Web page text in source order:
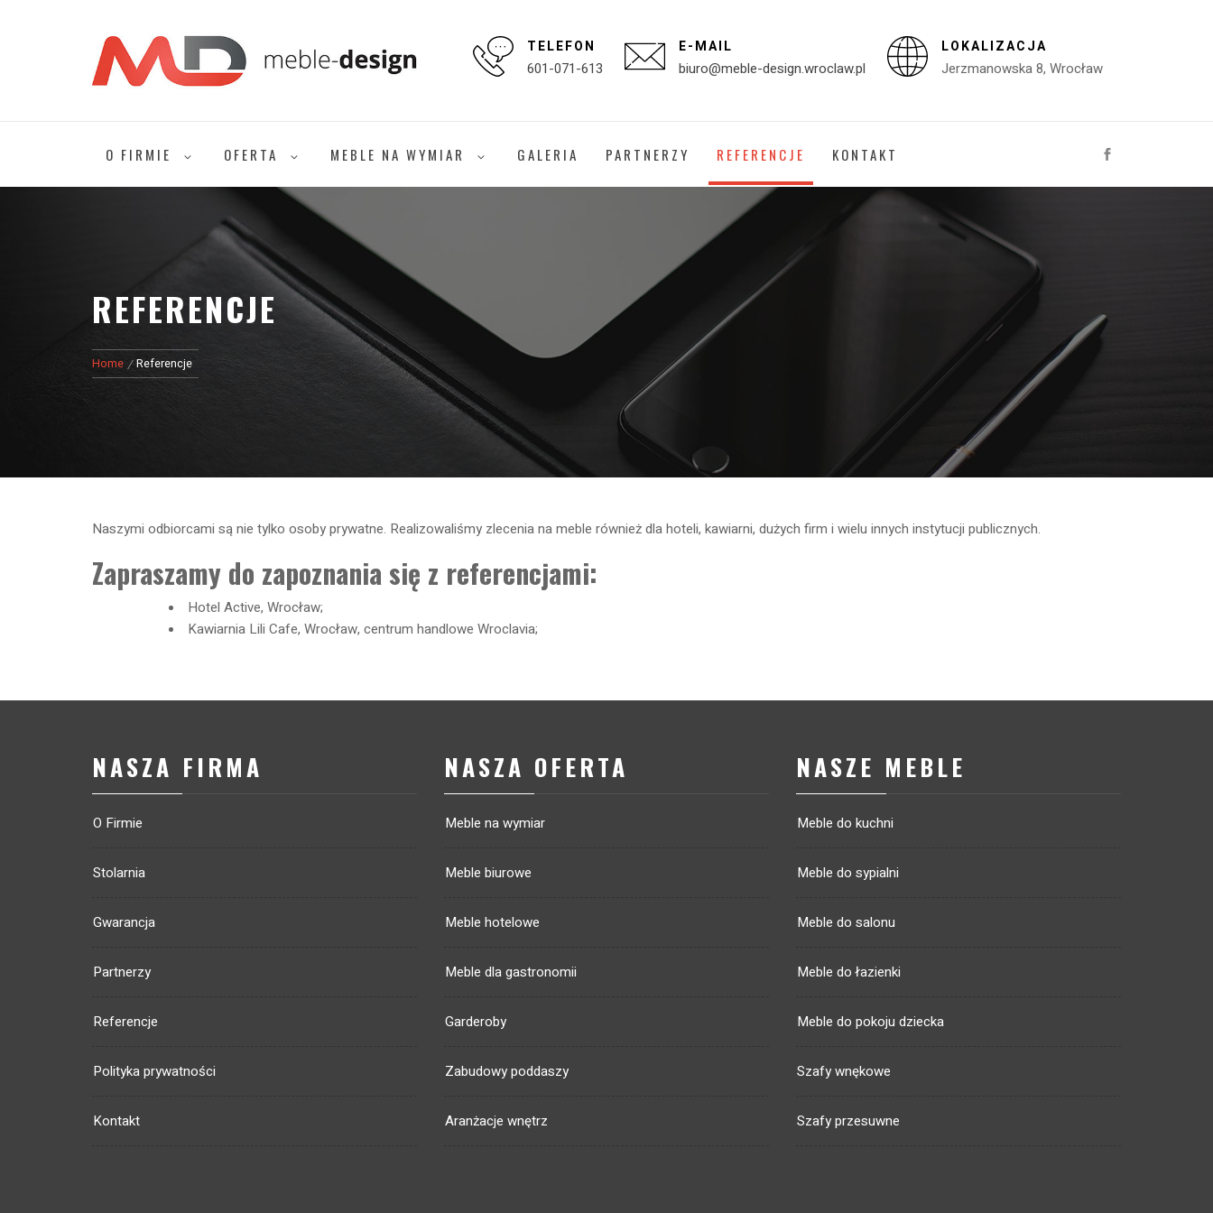
TELEFON
601-071-613
E-MAIL
biuro@meble-design.wroclaw.pl
LOKALIZACJA
Jerzmanowska 8, Wrocław
O FIRMIE OFERTA MEBLE NA WYMIAR GALERIA PARTNERZY REFERENCJE KONTAKT
REFERENCJE
Home Referencje
Naszymi odbiorcami są nie tylko osoby prywatne. Realizowaliśmy zlecenia na meble również dla hoteli, kawiarni, dużych firm i wielu innych instytucji publicznych.
Zapraszamy do zapoznania się z referencjami:
Hotel Active, Wrocław;
Kawiarnia Lili Cafe, Wrocław, centrum handlowe Wroclavia;
NASZA FIRMA
O Firmie
Stolarnia
Gwarancja
Partnerzy
Referencje
Polityka prywatności
Kontakt
NASZA OFERTA
Meble na wymiar
Meble biurowe
Meble hotelowe
Meble dla gastronomii
Garderoby
Zabudowy poddaszy
Aranżacje wnętrz
NASZE MEBLE
Meble do kuchni
Meble do sypialni
Meble do salonu
Meble do łazienki
Meble do pokoju dziecka
Szafy wnękowe
Szafy przesuwne